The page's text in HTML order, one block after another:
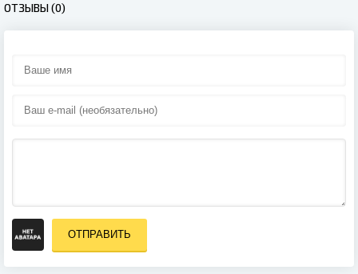
ОТЗЫВЫ (0)
ОТПРАВИТЬ